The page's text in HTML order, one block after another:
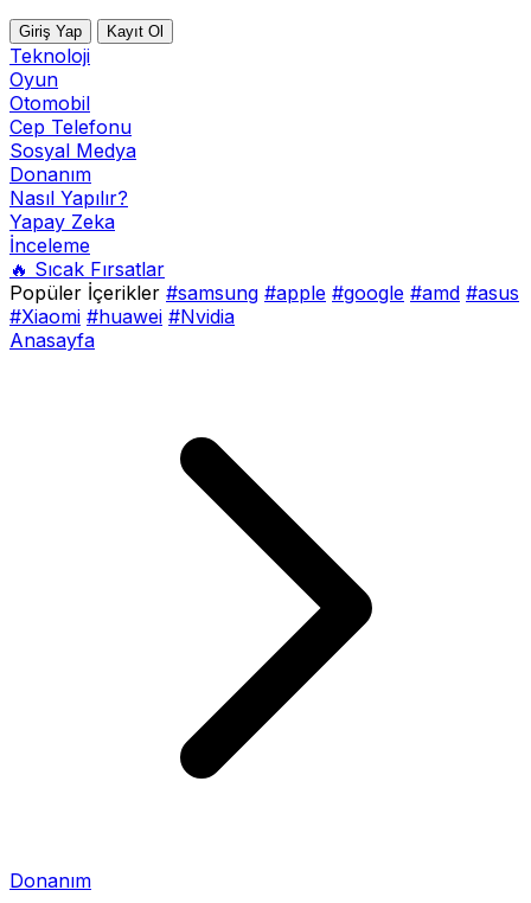
Giriş Yap Kayıt Ol
Teknoloji
Oyun
Otomobil
Cep Telefonu
Sosyal Medya
Donanım
Nasıl Yapılır?
Yapay Zeka
İnceleme
🔥 Sıcak Fırsatlar
Popüler İçerikler #samsung #apple #google #amd #asus
#Xiaomi #huawei #Nvidia
Anasayfa
Donanım